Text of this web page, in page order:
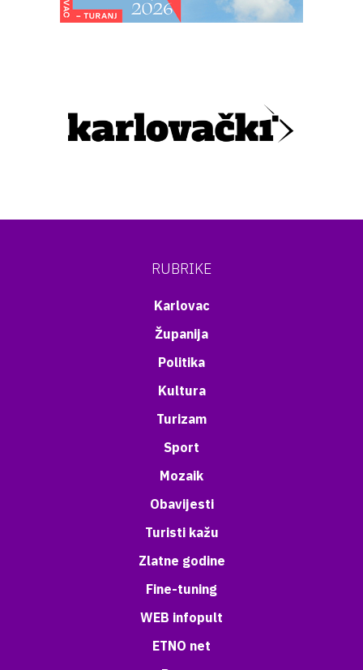
RUBRIKE
Karlovac
Županija
Politika
Kultura
Turizam
Sport
Mozaik
Obavijesti
Turisti kažu
Zlatne godine
Fine-tuning
WEB infopult
ETNO net